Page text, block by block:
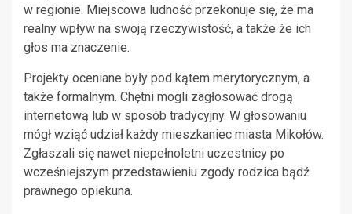
w regionie. Miejscowa ludność przekonuje się, że ma
realny wpływ na swoją rzeczywistość, a także że ich
głos ma znaczenie.
Projekty oceniane były pod kątem merytorycznym, a
także formalnym. Chętni mogli zagłosować drogą
internetową lub w sposób tradycyjny. W głosowaniu
mógł wziąć udział każdy mieszkaniec miasta Mikołów.
Zgłaszali się nawet niepełnoletni uczestnicy po
wcześniejszym przedstawieniu zgody rodzica bądź
prawnego opiekuna.